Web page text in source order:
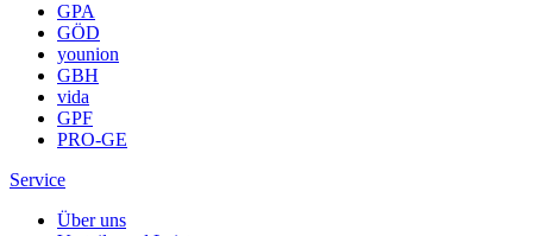
GPA
GÖD
younion
GBH
vida
GPF
PRO-GE
Service
Über uns